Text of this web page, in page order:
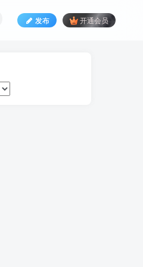
发布 开通会员